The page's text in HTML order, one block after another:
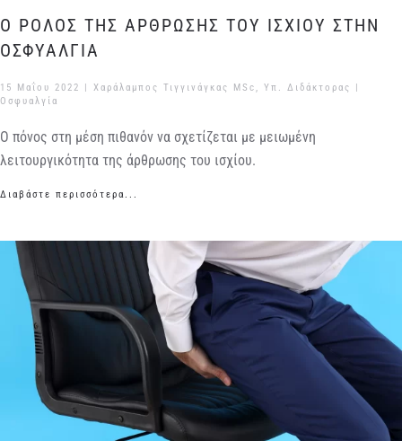
Ο ΡΟΛΟΣ ΤΗΣ ΑΡΘΡΩΣΗΣ ΤΟΥ ΙΣΧΙΟΥ ΣΤΗΝ
ΟΣΦΥΑΛΓΙΑ
15 Μαΐου 2022
| Χαράλαμπος Τιγγινάγκας MSc, Υπ. Διδάκτορας |
Οσφυαλγία
Ο πόνος στη μέση πιθανόν να σχετίζεται με μειωμένη
λειτουργικότητα της άρθρωσης του ισχίου.
Διαβάστε περισσότερα...